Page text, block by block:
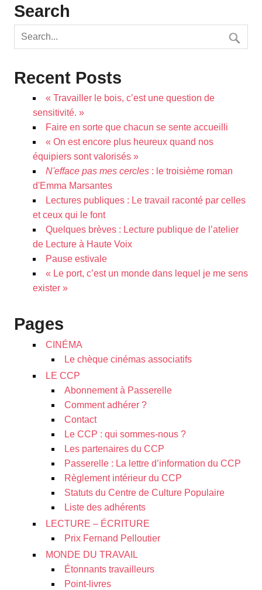
Search
Recent Posts
« Travailler le bois, c’est une question de
sensitivité. »
Faire en sorte que chacun se sente accueilli
« On est encore plus heureux quand nos
équipiers sont valorisés »
N'efface pas mes cercles : le troisième roman
d'Emma Marsantes
Lectures publiques : Le travail raconté par celles
et ceux qui le font
Quelques brèves : Lecture publique de l’atelier
de Lecture à Haute Voix
Pause estivale
« Le port, c’est un monde dans lequel je me sens
exister »
Pages
CINÉMA
Le chèque cinémas associatifs
LE CCP
Abonnement à Passerelle
Comment adhérer ?
Contact
Le CCP : qui sommes-nous ?
Les partenaires du CCP
Passerelle : La lettre d’information du CCP
Règlement intérieur du CCP
Statuts du Centre de Culture Populaire
Liste des adhérents
LECTURE – ÉCRITURE
Prix Fernand Pelloutier
MONDE DU TRAVAIL
Étonnants travailleurs
Point-livres